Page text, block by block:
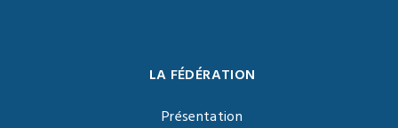
LA FÉDÉRATION
Présentation